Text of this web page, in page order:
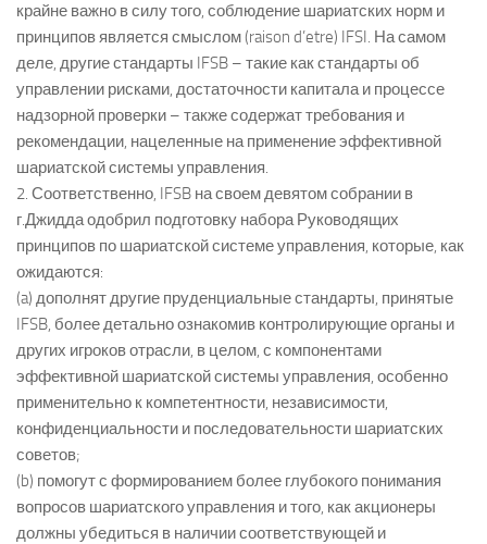
крайне важно в силу того, соблюдение шариатских норм и
принципов является смыслом (raison d’etre) IFSI. На самом
деле, другие стандарты IFSB – такие как стандарты об
управлении рисками, достаточности капитала и процессе
надзорной проверки – также содержат требования и
рекомендации, нацеленные на применение эффективной
шариатской системы управления.
2. Соответственно, IFSB на своем девятом собрании в
г.Джидда одобрил подготовку набора Руководящих
принципов по шариатской системе управления, которые, как
ожидаются:
(a) дополнят другие пруденциальные стандарты, принятые
IFSB, более детально ознакомив контролирующие органы и
других игроков отрасли, в целом, с компонентами
эффективной шариатской системы управления, особенно
применительно к компетентности, независимости,
конфиденциальности и последовательности шариатских
советов;
(b) помогут с формированием более глубокого понимания
вопросов шариатского управления и того, как акционеры
должны убедиться в наличии соответствующей и